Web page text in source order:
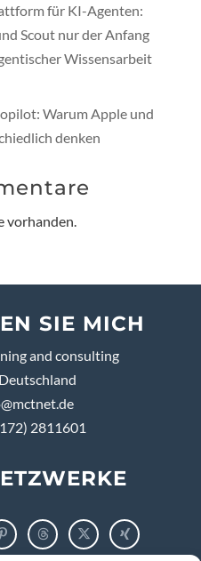
für KI-Agenten:
Scout nur der Anfang
Wissensarbeit
Warum Apple und
denken
vorhanden.
SIE MICH
and consulting
2811601